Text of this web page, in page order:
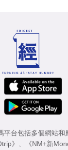
平台包括多個網站和
》 、 《NM+新